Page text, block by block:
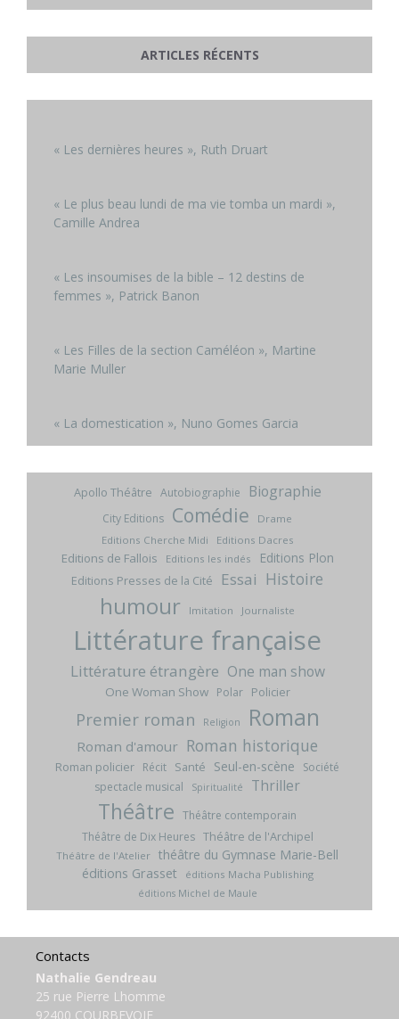
ARTICLES RÉCENTS
« Les dernières heures », Ruth Druart
« Le plus beau lundi de ma vie tomba un mardi »,
Camille Andrea
« Les insoumises de la bible – 12 destins de
femmes », Patrick Banon
« Les Filles de la section Caméléon », Martine
Marie Muller
« La domestication », Nuno Gomes Garcia
Apollo Théâtre Autobiographie Biographie
City Editions Comédie
Drame
Editions Cherche Midi
Editions Dacres
Editions de Fallois Editions les indés Editions Plon
Editions Presses de la Cité Essai Histoire
humour Imitation Journaliste
Littérature française
Littérature étrangère One man show
One Woman Show Polar Policier
Premier roman Religion Roman
Roman d'amour Roman historique
Roman policier Récit Santé Seul-en-scène
Société
spectacle musical
Spiritualité Thriller
Théâtre Théâtre contemporain
Théâtre de Dix Heures Théâtre de l'Archipel
Théâtre de l'Atelier théâtre du Gymnase Marie-Bell
éditions Grasset
éditions Macha Publishing
éditions Michel de Maule
Contacts
Nathalie Gendreau
25 rue Pierre Lhomme
92400 COURBEVOIE